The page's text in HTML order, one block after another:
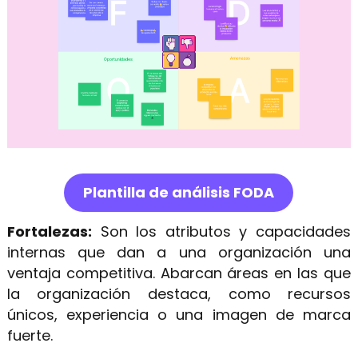
Plantilla de análisis FODA
Fortalezas: Son los atributos y capacidades
internas que dan a una organización una
ventaja competitiva. Abarcan áreas en las que
la organización destaca, como recursos
únicos, experiencia o una imagen de marca
fuerte.